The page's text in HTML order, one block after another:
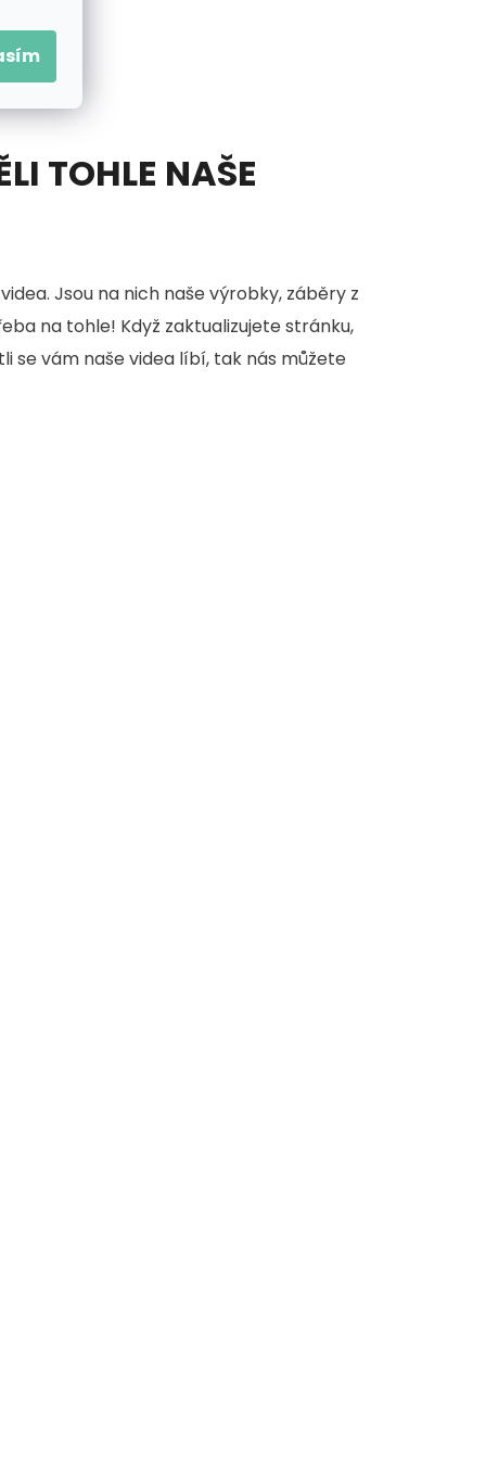
TOHLE NAŠE
Jsou na nich naše výrobky, záběry z
na tohle! Když zaktualizujete stránku,
se vám naše videa líbí, tak nás můžete